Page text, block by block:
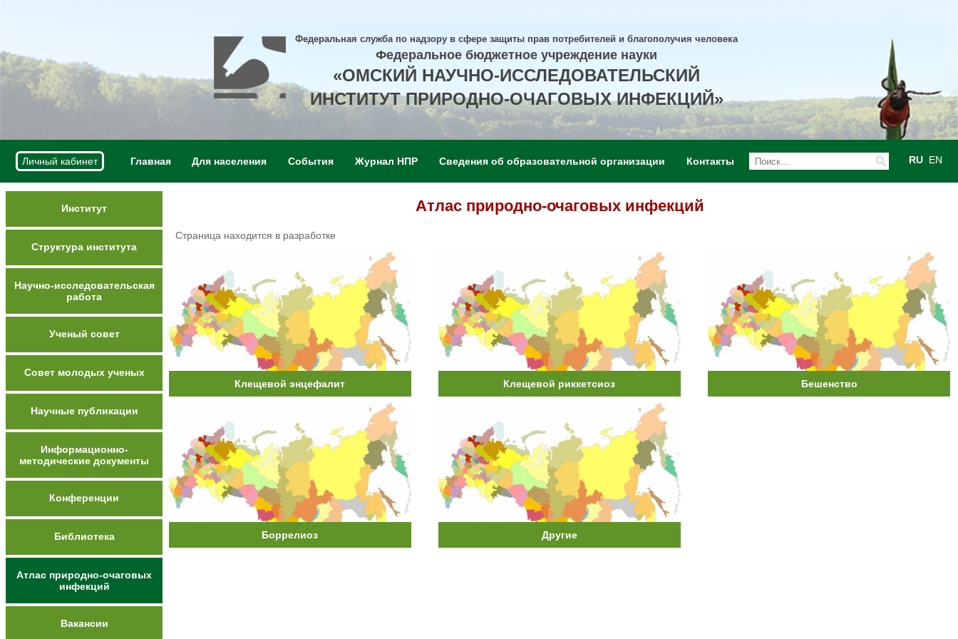
Федеральная служба по надзору в сфере защиты прав потребителей и благополучия человека
Федеральное бюджетное учреждение науки
«ОМСКИЙ НАУЧНО-ИССЛЕДОВАТЕЛЬСКИЙ
ИНСТИТУТ ПРИРОДНО-ОЧАГОВЫХ ИНФЕКЦИЙ»
Личный кабинет RU EN
Главная Для населения События Журнал НПР Сведения об образовательной организации Контакты
Институт
Структура института
Научно-исследовательская
работа
Ученый совет
Совет молодых ученых
Научные публикации
Информационно-
методические документы
Конференции
Библиотека
Атлас природно-очаговых
инфекций
Вакансии
Атлас природно-очаговых инфекций
Страница находится в разработке
Клещевой энцефалит Клещевой риккетсиоз Бешенство
Боррелиоз Другие